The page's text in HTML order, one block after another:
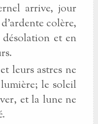
arrive, jour
colère,
et en
leurs astres ne
le soleil
et la lune ne